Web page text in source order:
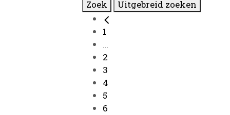
Zoek Uitgebreid zoeken
1
...
2
3
4
5
6